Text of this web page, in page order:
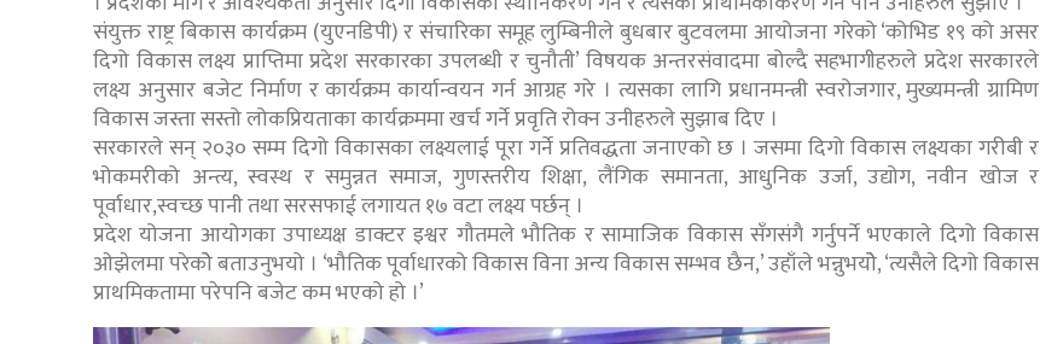
संयुक्त राष्ट्र बिकास कार्यक्रम (युएनडिपी) र संचारिका समूह लुम्बिनीले बुधबार बुटवलमा आयोजना गरेको ‘कोभिड १९ को असर
दिगो विकास लक्ष्य प्राप्तिमा प्रदेश सरकारका उपलब्धी र चुनौती’ विषयक अन्तरसंवादमा बोल्दै सहभागीहरुले प्रदेश सरकारले
लक्ष्य अनुसार बजेट निर्माण र कार्यक्रम कार्यान्वयन गर्न आग्रह गरे । त्यसका लागि प्रधानमन्त्री स्वरोजगार, मुख्यमन्त्री ग्रामिण
विकास जस्ता सस्तो लोकप्रियताका कार्यक्रममा खर्च गर्ने प्रवृति रोक्न उनीहरुले सुझाब दिए ।
सरकारले सन् २०३० सम्म दिगो विकासका लक्ष्यलाई पूरा गर्ने प्रतिवद्धता जनाएको छ । जसमा दिगो विकास लक्ष्यका गरीबी र
भोकमरीको अन्त्य, स्वस्थ र समुन्नत समाज, गुणस्तरीय शिक्षा, लैंगिक समानता, आधुनिक उर्जा, उद्योग, नवीन खोज र
पूर्वाधार,स्वच्छ पानी तथा सरसफाई लगायत १७ वटा लक्ष्य पर्छन् ।
प्रदेश योजना आयोगका उपाध्यक्ष डाक्टर इश्वर गौतमले भौतिक र सामाजिक विकास सँगसंगै गर्नुपर्ने भएकाले दिगो विकास
ओझेलमा परेकोे बताउनुभयो । ‘भौतिक पूर्वाधारको विकास विना अन्य विकास सम्भव छैन,’ उहाँले भन्नुभयोे, ‘त्यसैले दिगो विकास
प्राथमिकतामा परेपनि बजेट कम भएको हो ।’